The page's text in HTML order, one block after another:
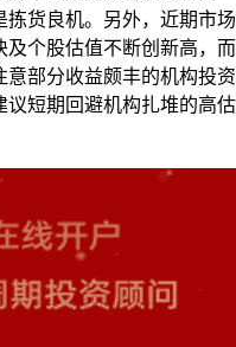
货良机。另外，近期市场
个股估值不断创新高，而
部分收益颇丰的机构投资
短期回避机构扎堆的高估